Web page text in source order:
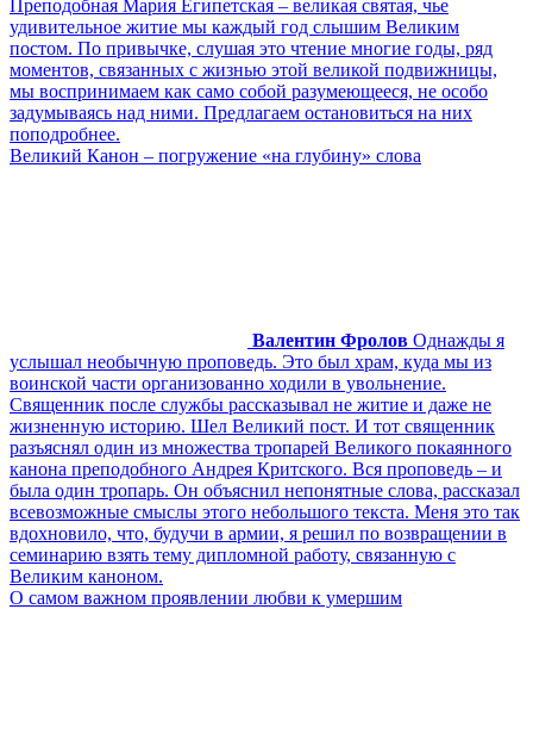
Преподобная Мария Египетская – великая святая, чье
удивительное житие мы каждый год слышим Великим
постом. По привычке, слушая это чтение многие годы, ряд
моментов, связанных с жизнью этой великой подвижницы,
мы воспринимаем как само собой разумеющееся, не особо
задумываясь над ними. Предлагаем остановиться на них
поподробнее.
Великий Канон – погружение «на глубину» слова
Валентин Фролов Однажды я
услышал необычную проповедь. Это был храм, куда мы из
воинской части организованно ходили в увольнение.
Священник после службы рассказывал не житие и даже не
жизненную историю. Шел Великий пост. И тот священник
разъяснял один из множества тропарей Великого покаянного
канона преподобного Андрея Критского. Вся проповедь – и
была один тропарь. Он объяснил непонятные слова, рассказал
всевозможные смыслы этого небольшого текста. Меня это так
вдохновило, что, будучи в армии, я решил по возвращении в
семинарию взять тему дипломной работу, связанную с
Великим каноном.
О самом важном проявлении любви к умершим